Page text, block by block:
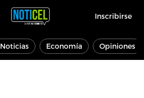
Inscribirse
Noticias Economía Opiniones